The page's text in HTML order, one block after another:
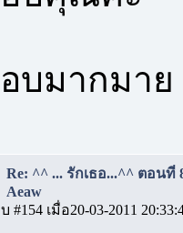
บมากมาย
Re: ^^ ... รักเธอ...^^ ตอนที่
Aeaw
#154 เมื่อ20-03-2011